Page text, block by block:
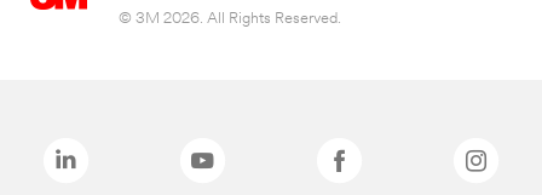
© 3M 2026. All Rights Reserved.